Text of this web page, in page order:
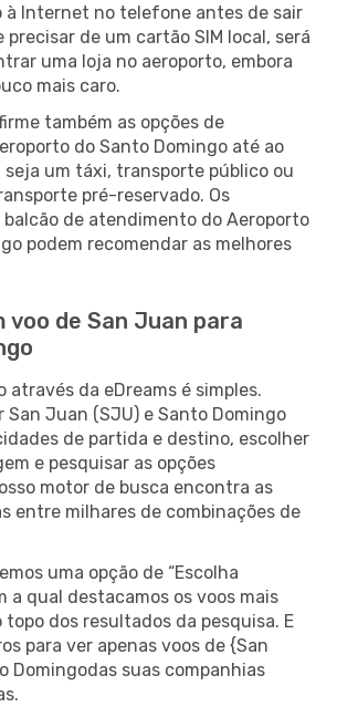
à Internet no telefone antes de sair
precisar de um cartão SIM local, será
uma loja no aeroporto, embora
mais caro.
também as opções de
do Santo Domingo até ao
seja um táxi, transporte público ou
pré-reservado. Os
de atendimento do Aeroporto
podem recomendar as melhores
voo de San Juan para
através da eDreams é simples.
Juan (SJU) e Santo Domingo
de partida e destino, escolher
e pesquisar as opções
motor de busca encontra as
entre milhares de combinações de
uma opção de “Escolha
a qual destacamos os voos mais
dos resultados da pesquisa. E
para ver apenas voos de {San
Domingodas suas companhias